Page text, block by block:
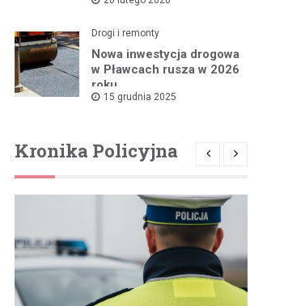
Drogi i remonty
Nowa inwestycja drogowa
w Pławcach rusza w 2026
roku
15 grudnia 2025
Kronika Policyjna